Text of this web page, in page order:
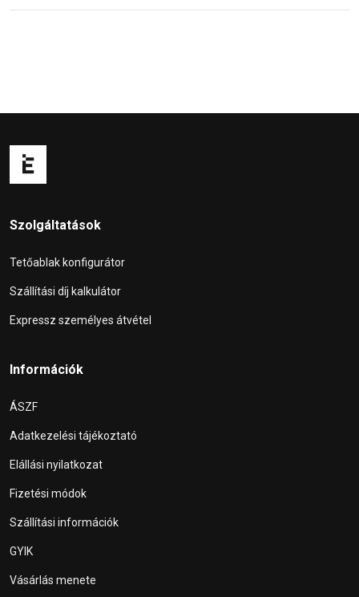
Szolgáltatások
Tetőablak konfigurátor
Szállítási díj kalkulátor
Expressz személyes átvétel
Információk
ÁSZF
Adatkezelési tájékoztató
Elállási nyilatkozat
Fizetési módok
Szállítási információk
GYIK
Vásárlás menete